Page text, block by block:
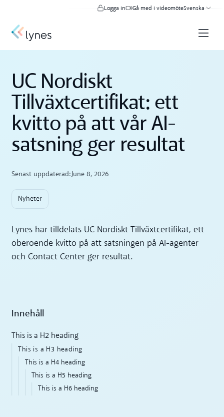
Logga in Gå med i videomöteSvenska
UC Nordiskt
Tillväxtcertifikat: ett
kvitto på att vår AI-
satsning ger resultat
Senast uppdaterad:June 8, 2026
Nyheter
Lynes har tilldelats UC Nordiskt Tillväxtcertifikat, ett
oberoende kvitto på att satsningen på AI-agenter
och Contact Center ger resultat.
Innehåll
This is a H2 heading
This is a H3 heading
This is a H4 heading
This is a H5 heading
This is a H6 heading